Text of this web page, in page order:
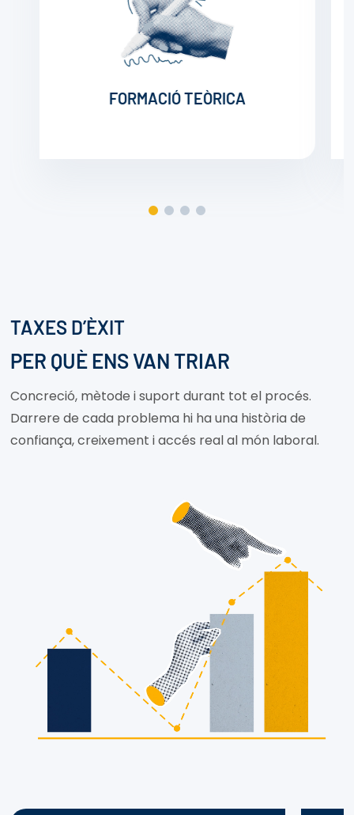
FORMACIÓ TEÒRICA
TAXES D’ÈXIT
PER QUÈ ENS VAN TRIAR
Concreció, mètode i suport durant tot el procés.
Darrere de cada problema hi ha una història de
confiança, creixement i accés real al món laboral.